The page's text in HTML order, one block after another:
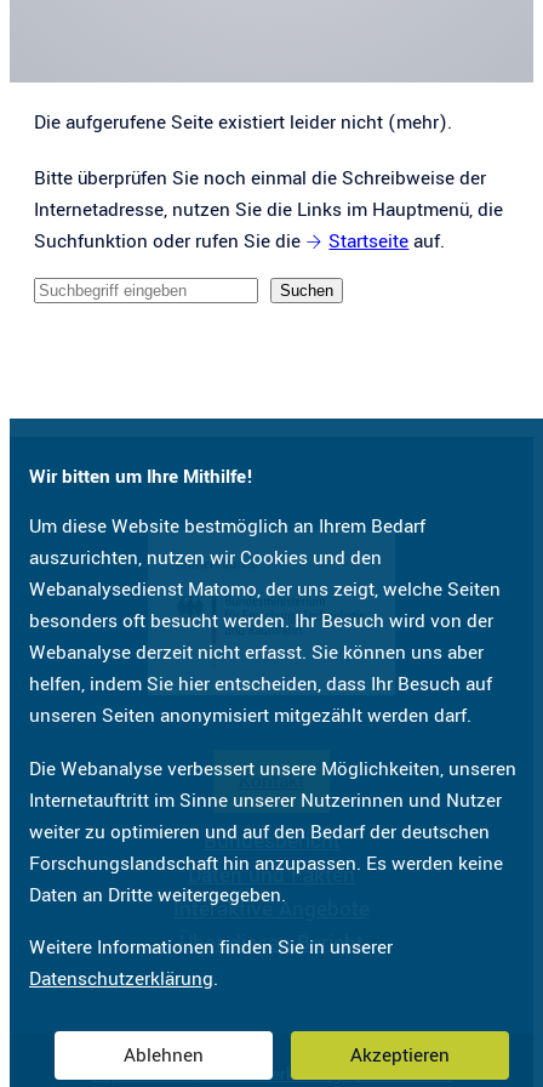
Wir bitten um Ihre Mithilfe!
Um diese Website bestmöglich an Ihrem Bedarf
auszurichten, nutzen wir Cookies und den
Webanalysedienst Matomo, der uns zeigt, welche Seiten
besonders oft besucht werden. Ihr Besuch wird von der
Webanalyse derzeit nicht erfasst. Sie können uns aber
helfen, indem Sie hier entscheiden, dass Ihr Besuch auf
unseren Seiten anonymisiert mitgezählt werden darf.
Die Webanalyse verbessert unsere Möglichkeiten, unseren
Internetauftritt im Sinne unserer Nutzerinnen und Nutzer
weiter zu optimieren und auf den Bedarf der deutschen
Forschungslandschaft hin anzupassen. Es werden keine
Daten an Dritte weitergegeben.
Weitere Informationen finden Sie in unserer
Datenschutzerklärung.
Ablehnen Akzeptieren
Die aufgerufene Seite existiert leider nicht (mehr).
Bitte überprüfen Sie noch einmal die Schreibweise der
Internetadresse, nutzen Sie die Links im Hauptmenü, die
Suchfunktion oder rufen Sie die
Startseiteauf.
Sucheingabe
Suchen
Kontakt
Bundesbericht
Daten und Fakten
Interaktive Angebote
Über diesen Bericht
ImpressumDatenschutzerklärungBarrierefreiheit